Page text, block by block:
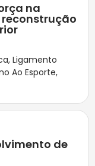
na
, Ligamento
Ao Esporte,
de